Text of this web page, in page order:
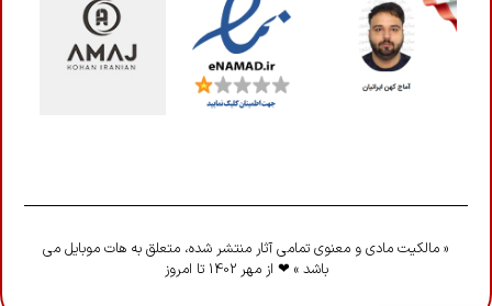
« مالکیت مادی و معنوی تمامی آثار منتشر شده، متعلق به هات موبایل می
باشد » ❤ از مهر 1402 تا امروز